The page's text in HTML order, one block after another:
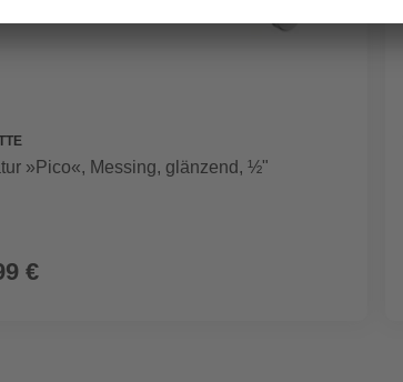
»Pico«, Messing, glänzend, ½"
€